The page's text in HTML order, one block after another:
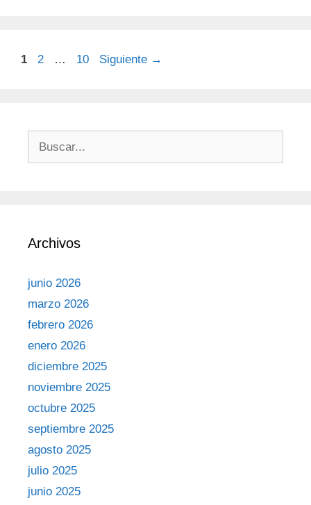
1 2 … 10 Siguiente →
Archivos
junio 2026
marzo 2026
febrero 2026
enero 2026
diciembre 2025
noviembre 2025
octubre 2025
septiembre 2025
agosto 2025
julio 2025
junio 2025